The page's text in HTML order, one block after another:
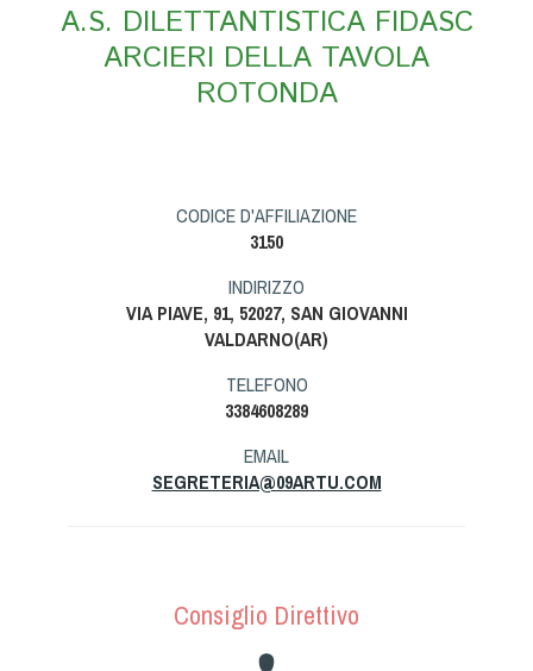
A.S. DILETTANTISTICA FIDASC
ARCIERI DELLA TAVOLA
ROTONDA
CODICE D'AFFILIAZIONE
3150
INDIRIZZO
VIA PIAVE, 91, 52027, SAN GIOVANNI
VALDARNO(AR)
TELEFONO
3384608289
EMAIL
SEGRETERIA@09ARTU.COM
Consiglio Direttivo
Calendario Manifestazioni
Organi di Giustizia - Dispositivi
Modelli e moduli
Tiro di Campagna
English e Training Sporting
Tiro con l'arco da caccia
Field Target
Softair